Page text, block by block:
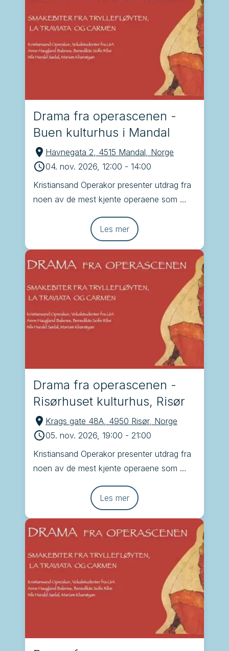
Drama fra operascenen -
Buen kulturhus i Mandal
Havnegata 2, 4515 Mandal, Norge
04. nov. 2026, 12:00 - 14:00
Kristiansand Operakor presenter utdrag fra
noen av de mest kjente operaene som
Les mer
Drama fra operascenen -
Risørhuset kulturhus, Risør
Krags gate 48A, 4950 Risør, Norge
05. nov. 2026, 19:00 - 21:00
Kristiansand Operakor presenter utdrag fra
noen av de mest kjente operaene som
Les mer